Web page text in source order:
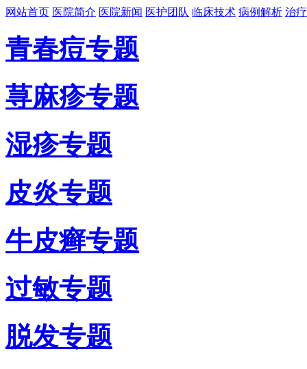
网站首页 医院简介 医院新闻 医护团队 临床技术 病例解析 治
青春痘专题
荨麻疹专题
湿疹专题
皮炎专题
牛皮癣专题
过敏专题
脱发专题